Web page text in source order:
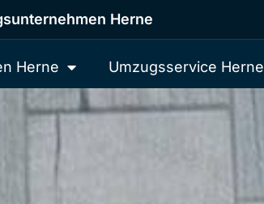
Herne
Herne Umzugsservice Herne